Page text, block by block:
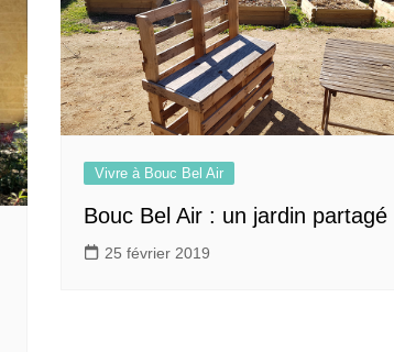
Vivre à Bouc Bel Air
Bouc Bel Air : un jardin partagé
25 février 2019